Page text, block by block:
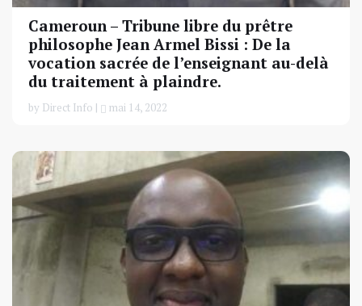
Cameroun – Tribune libre du prêtre
philosophe Jean Armel Bissi : De la
vocation sacrée de l’enseignant au-delà
du traitement à plaindre.
by Direct Info | mai 14, 2022